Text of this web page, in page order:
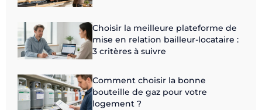
Choisir la meilleure plateforme de
mise en relation bailleur-locataire :
3 critères à suivre
Comment choisir la bonne
bouteille de gaz pour votre
logement ?